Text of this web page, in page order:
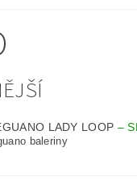
LADY LOOP –
baleriny